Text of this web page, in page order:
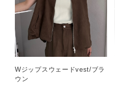
Wジップスウェードvest/ブラ
ウン